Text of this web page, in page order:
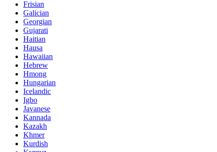
Frisian
Galician
Georgian
Gujarati
Haitian
Hausa
Hawaiian
Hebrew
Hmong
Hungarian
Icelandic
Igbo
Javanese
Kannada
Kazakh
Khmer
Kurdish